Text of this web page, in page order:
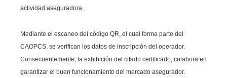
actividad aseguradora.
Mediante el escaneo del código QR, el cual forma parte del
CAOPCS, se verifican los datos de inscripción del operador.
Consecuentemente, la exhibición del citado certificado, colabora en
garantizar el buen funcionamiento del mercado asegurador.